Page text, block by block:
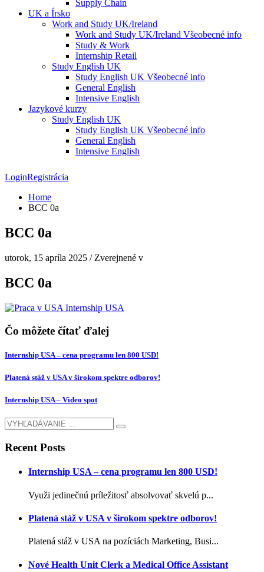
Supply Chain
UK a Írsko
Work and Study UK/Ireland
Work and Study UK/Ireland Všeobecné info
Study & Work
Internship Retail
Study English UK
Study English UK Všeobecné info
General English
Intensive English
Jazykové kurzy
Study English UK
Study English UK Všeobecné info
General English
Intensive English
LoginRegistrácia
Home
BCC 0a
BCC 0a
utorok, 15 apríla 2025 / Zverejnené v
BCC 0a
Čo môžete čítať ďalej
Internship USA – cena programu len 800 USD!
Platená stáž v USA v širokom spektre odborov!
Internship USA – Video spot
Recent Posts
Internship USA – cena programu len 800 USD!
Využi jedinečnú príležitosť absolvovať skvelú p...
Platená stáž v USA v širokom spektre odborov!
Platená stáž v USA na pozíciách Marketing, Busi...
Nové Health Unit Clerk a Medical Office Assistant